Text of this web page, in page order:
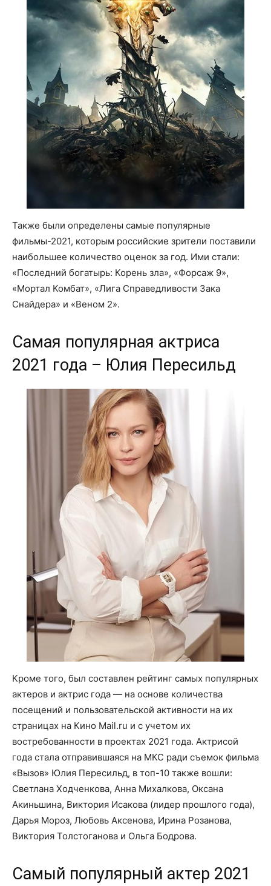
Также были определены самые популярные
фильмы-2021, которым российские зрители поставили
наибольшее количество оценок за год. Ими стали:
«Последний богатырь: Корень зла», «Форсаж 9»,
«Мортал Комбат», «Лига Справедливости Зака
Снайдера» и «Веном 2».
Самая популярная актриса
2021 года – Юлия Пересильд
Кроме того, был составлен рейтинг самых популярных
актеров и актрис года — на основе количества
посещений и пользовательской активности на их
страницах на Кино Mail.ru и с учетом их
востребованности в проектах 2021 года. Актрисой
года стала отправившаяся на МКС ради съемок фильма
«Вызов» Юлия Пересильд, в топ-10 также вошли:
Светлана Ходченкова, Анна Михалкова, Оксана
Акиньшина, Виктория Исакова (лидер прошлого года),
Дарья Мороз, Любовь Аксенова, Ирина Розанова,
Виктория Толстоганова и Ольга Бодрова.
Самый популярный актер 2021